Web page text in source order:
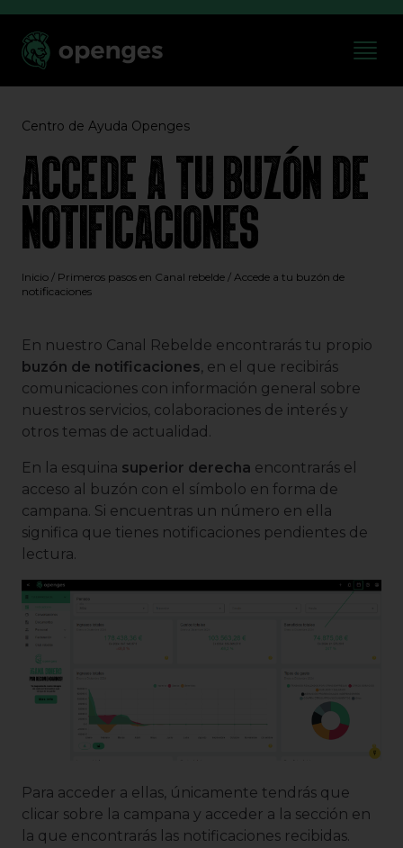
Centro de Ayuda Openges
ACCEDE A TU BUZÓN DE
NOTIFICACIONES
Inicio / Primeros pasos en Canal rebelde / Accede a tu buzón de
notificaciones
En nuestro Canal Rebelde encontrarás tu propio
buzón de notificaciones, en el que recibirás
comunicaciones con información general sobre
nuestros servicios, colaboraciones de interés y
otros temas de actualidad.
En la esquina superior derecha encontrarás el
acceso al buzón con el símbolo en forma de
campana. Si encuentras un número en ella
significa que tienes notificaciones pendientes de
lectura.
Para acceder a ellas, únicamente tendrás que
clicar sobre la campana y acceder a la sección en
la que encontrarás las notificaciones recibidas.